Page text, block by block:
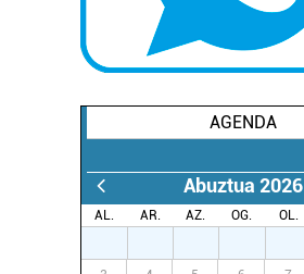
AGENDA
Abuztua 2026
AL. AR. AZ. OG. OL.